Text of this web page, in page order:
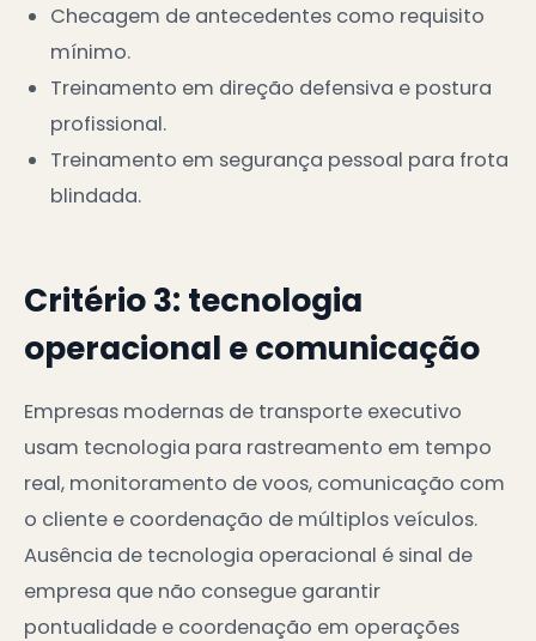
Checagem de antecedentes como requisito
mínimo.
Treinamento em direção defensiva e postura
profissional.
Treinamento em segurança pessoal para frota
blindada.
Critério 3: tecnologia
operacional e comunicação
Empresas modernas de transporte executivo
usam tecnologia para rastreamento em tempo
real, monitoramento de voos, comunicação com
o cliente e coordenação de múltiplos veículos.
Ausência de tecnologia operacional é sinal de
empresa que não consegue garantir
pontualidade e coordenação em operações